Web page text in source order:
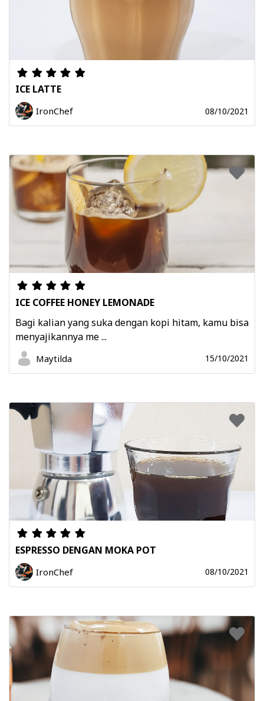
ICE LATTE
IronChef 08/10/2021
ICE COFFEE HONEY LEMONADE
Bagi kalian yang suka dengan kopi hitam, kamu bisa
menyajikannya me ...
Maytilda 15/10/2021
ESPRESSO DENGAN MOKA POT
IronChef 08/10/2021